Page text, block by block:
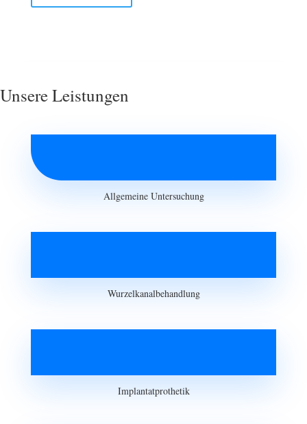
Unsere Leistungen
Allgemeine Untersuchung
Wurzelkanalbehandlung
Implantatprothetik